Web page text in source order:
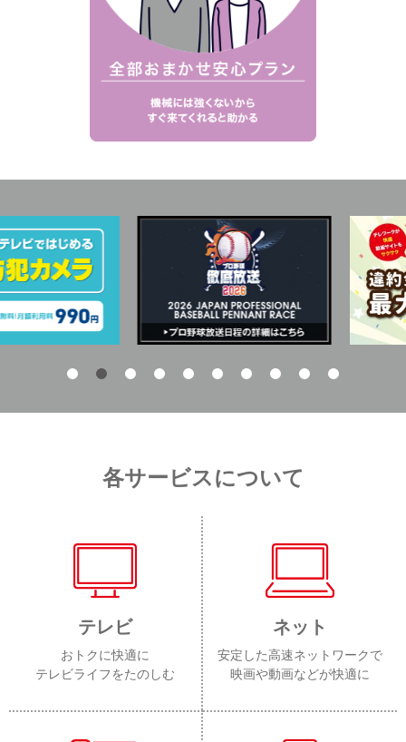
各サービスについて
テレビ
おトクに快適に
テレビライフをたのしむ
ネット
安定した高速ネットワークで
映画や動画などが快適に